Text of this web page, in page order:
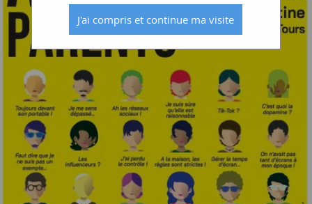
J'ai compris et continue ma visite